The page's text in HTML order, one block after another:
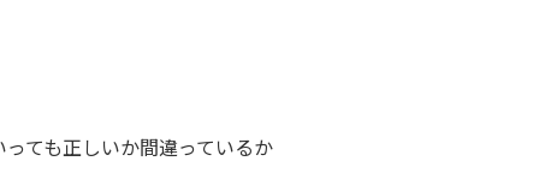
ても正しいか間違っているか